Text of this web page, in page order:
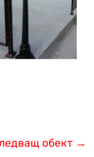
обект →